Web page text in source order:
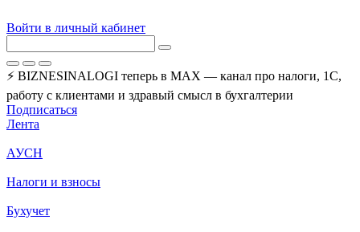
Войти в личный кабинет
⚡ BIZNESINALOGI теперь в MAX — канал про налоги, 1С,
работу с клиентами и здравый смысл в бухгалтерии
Подписаться
Лента
АУСН
Налоги и взносы
Бухучет